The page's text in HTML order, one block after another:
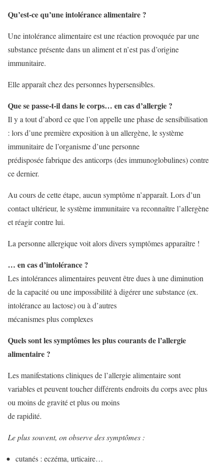
Qu’est-ce qu’une intolérance alimentaire ?
Une intolérance alimentaire est une réaction provoquée par une
substance présente dans un aliment et n’est pas d’origine
immunitaire.
Elle apparaît chez des personnes hypersensibles.
Que se passe-t-il dans le corps… en cas d’allergie ?
Il y a tout d’abord ce que l’on appelle une phase de sensibilisation
: lors d’une première exposition à un allergène, le système
immunitaire de l’organisme d’une personne
prédisposée fabrique des anticorps (des immunoglobulines) contre
ce dernier.
Au cours de cette étape, aucun symptôme n’apparaît. Lors d’un
contact ultérieur, le système immunitaire va reconnaître l’allergène
et réagir contre lui.
La personne allergique voit alors divers symptômes apparaître !
… en cas d’intolérance ?
Les intolérances alimentaires peuvent être dues à une diminution
de la capacité ou une impossibilité à digérer une substance (ex.
intolérance au lactose) ou à d’autres
mécanismes plus complexes
Quels sont les symptômes les plus courants de l’allergie
alimentaire ?
Les manifestations cliniques de l’allergie alimentaire sont
variables et peuvent toucher différents endroits du corps avec plus
ou moins de gravité et plus ou moins
de rapidité.
Le plus souvent, on observe des symptômes :
cutanés : eczéma, urticaire…